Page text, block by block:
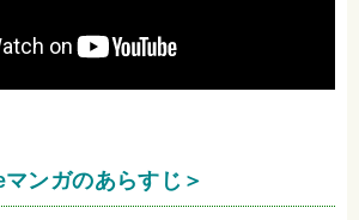
ンガのあらすじ＞